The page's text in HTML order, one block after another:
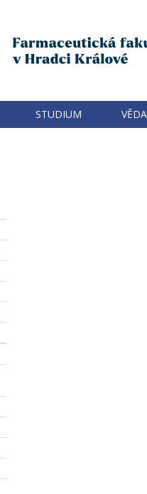
STUDIUM